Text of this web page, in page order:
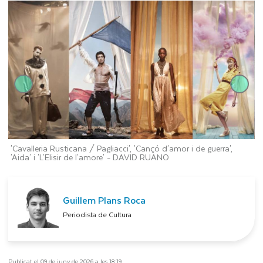
'Cavalleria Rusticana / Pagliacci', 'Cançó d'amor i de guerra',
'Aida' i 'L'Elisir de l'amore' - DAVID RUANO
Guillem Plans Roca
Periodista de Cultura
Publicat el 09 de juny de 2026 a les 18:19